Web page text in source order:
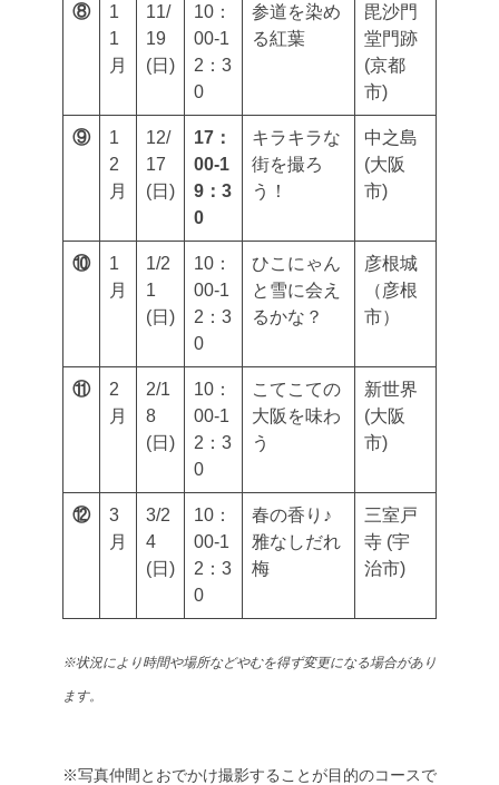
⑧
1
1
月
11/
19
(日)
10：
00-1
2：3
0
参道を染め
る紅葉
毘沙門
堂門跡
(京都
市)
⑨
1
2
月
12/
17
(日)
17：
00-1
9：3
0
キラキラな
街を撮ろ
う！
中之島
(大阪
市)
⑩
1
月
1/2
1
(日)
10：
00-1
2：3
0
ひこにゃん
と雪に会え
るかな？
彦根城
（彦根
市）
⑪
2
月
2/1
8
(日)
10：
00-1
2：3
0
こてこての
大阪を味わ
う
新世界
(大阪
市)
⑫
3
月
3/2
4
(日)
10：
00-1
2：3
0
春の香り♪
雅なしだれ
梅
三室戸
寺 (宇
治市)
※状況により時間や場所などやむを得ず変更になる場合があり
ます。
※写真仲間とおでかけ撮影することが目的のコースで